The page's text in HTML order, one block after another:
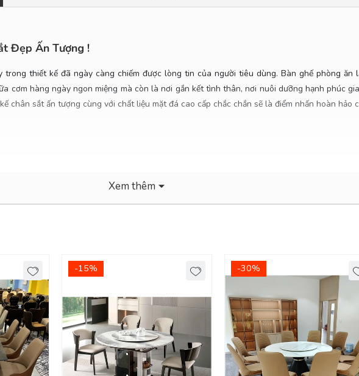
Đẹp Ấn Tượng !
thiết kế đã ngày càng chiếm được lòng tin của người tiêu dùng. Bàn ghế phòng
cơm hàng ngày ngon miệng mà còn là nơi gắn kết tình thân, nơi nuôi dưỡng hạnh phúc
chân sắt ấn tượng cùng với chất liệu mặt đá cao cấp chắc chắn sẽ là điểm nhấn hoàn hảo
Hoà, TDM Bình Dương
!
dễ sử dụng, cứng cáp, bền chắc, tối giản nhưng phải có điểm nhấn, thì DecoViet tin rằng
năng sử dụng tiện nghi, thiết kế sang trọng, chất lượng cao và độ bền vượt trội. Đây là
Xem thêm
-15% -30%